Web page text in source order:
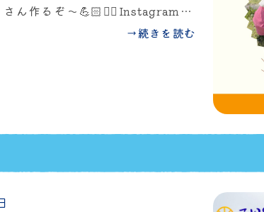
ん作るぞ〜💪🏻❤️‍🔥Instagramに
をお送りしています✨ぜひ、ご覧く
→続きを読む